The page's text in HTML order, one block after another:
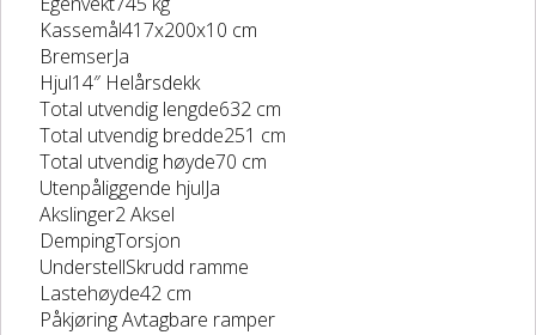
Kassemål417x200x10 cm
BremserJa
Hjul14″ Helårsdekk
Total utvendig lengde632 cm
Total utvendig bredde251 cm
Total utvendig høyde70 cm
Utenpåliggende hjulJa
Akslinger2 Aksel
DempingTorsjon
UnderstellSkrudd ramme
Lastehøyde42 cm
Påkjøring Avtagbare ramper